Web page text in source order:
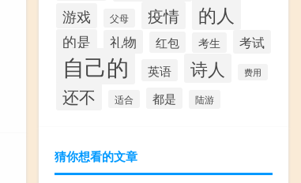
游戏 父母 疫情 的人
的是 礼物 红包 考生 考试
自己的 英语 诗人 费用
还不 适合 都是 陆游
猜你想看的文章